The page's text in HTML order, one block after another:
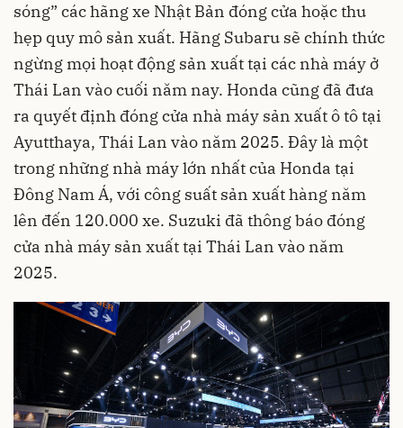
sóng” các hãng xe Nhật Bản đóng cửa hoặc thu
hẹp quy mô sản xuất. Hãng Subaru sẽ chính thức
ngừng mọi hoạt động sản xuất tại các nhà máy ở
Thái Lan vào cuối năm nay. Honda cũng đã đưa
ra quyết định đóng cửa nhà máy sản xuất ô tô tại
Ayutthaya, Thái Lan vào năm 2025. Đây là một
trong những nhà máy lớn nhất của Honda tại
Đông Nam Á, với công suất sản xuất hàng năm
lên đến 120.000 xe. Suzuki đã thông báo đóng
cửa nhà máy sản xuất tại Thái Lan vào năm
2025.